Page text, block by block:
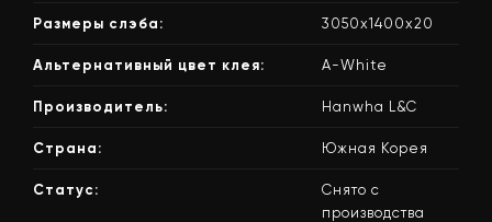
Размеры слэба: 3050х1400х20
Альтернативный цвет клея: A-White
Производитель: Hanwha L&C
Страна: Южная Корея
Статус:
Снято с
производства